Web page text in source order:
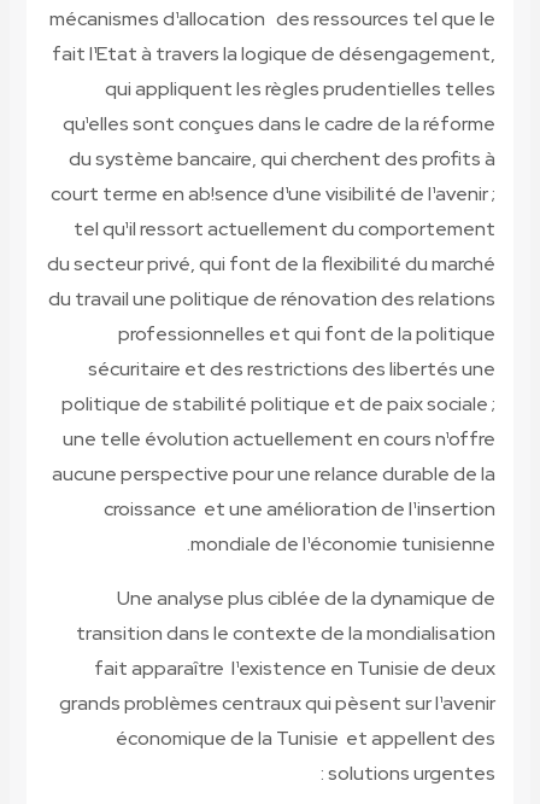
mécanismes d¹allocation des ressources tel que le
fait l¹Etat à travers la logique de désengagement,
qui appliquent les règles prudentielles telles
qu¹elles sont conçues dans le cadre de la réforme
du système bancaire, qui cherchent des profits à
court terme en ab!sence d¹une visibilité de l¹avenir ;
tel qu¹il ressort actuellement du comportement
du secteur privé, qui font de la flexibilité du marché
du travail une politique de rénovation des relations
professionnelles et qui font de la politique
sécuritaire et des restrictions des libertés une
politique de stabilité politique et de paix sociale ;
une telle évolution actuellement en cours n¹offre
aucune perspective pour une relance durable de la
croissance et une amélioration de l¹insertion
mondiale de l¹économie tunisienne.
Une analyse plus ciblée de la dynamique de
transition dans le contexte de la mondialisation
fait apparaître l¹existence en Tunisie de deux
grands problèmes centraux qui pèsent sur l¹avenir
économique de la Tunisie et appellent des
solutions urgentes :